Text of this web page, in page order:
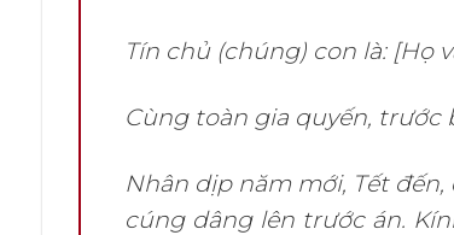
Tín chủ (chúng) con là: [Họ
Cùng toàn gia quyến, trước
Nhân dịp năm mới, Tết
cúng dâng lên trước án.